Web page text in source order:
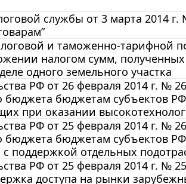
службы от 3 марта 2014 г.
и таможенно-тарифной
налогом сумм,
одного земельного участка
РФ от 26 февраля 2014 г. №
бюджета бюджетам субъектов
при оказании
РФ от 25 февраля 2014 г. №
бюджета бюджетам субъектов
поддержкой отдельных
РФ от 25 февраля 2014 г. №
доступа на рынки